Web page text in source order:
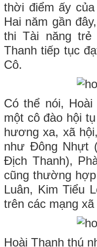
thời điểm ấy
Hai năm gần
thi Tài năng trẻ
Thanh tiếp tục
Cô.
Có thể nói,
một cô đào hội
hương xa, xã
như Đông Nhựt
Địch Thanh),
cũng thường
Luân, Kim Tiểu
trên các mạng xã
Hoài Thanh thú